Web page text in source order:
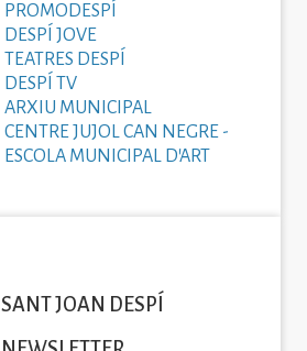
PROMODESPÍ
DESPÍ JOVE
TEATRES DESPÍ
DESPÍ TV
ARXIU MUNICIPAL
CENTRE JUJOL CAN NEGRE -
ESCOLA MUNICIPAL D'ART
SANT JOAN DESPÍ